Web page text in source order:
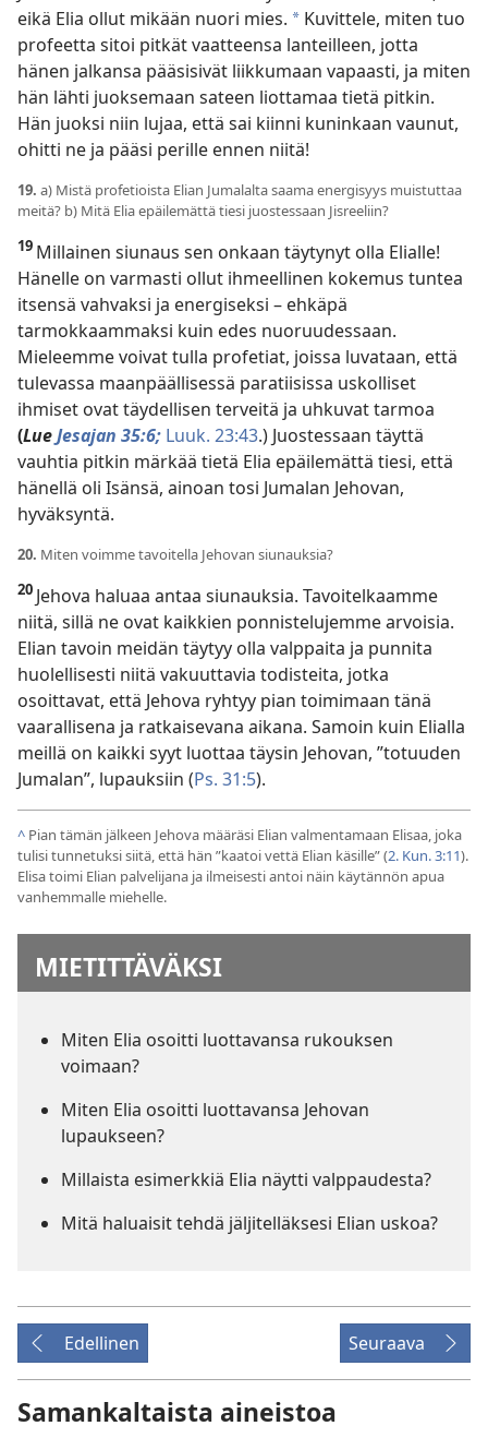
eikä Elia ollut mikään nuori mies. * Kuvittele, miten tuo
profeetta sitoi pitkät vaatteensa lanteilleen, jotta
hänen jalkansa pääsisivät liikkumaan vapaasti, ja miten
hän lähti juoksemaan sateen liottamaa tietä pitkin.
Hän juoksi niin lujaa, että sai kiinni kuninkaan vaunut,
ohitti ne ja pääsi perille ennen niitä!
19. a) Mistä profetioista Elian Jumalalta saama energisyys muistuttaa
meitä? b) Mitä Elia epäilemättä tiesi juostessaan Jisreeliin?
19 Millainen siunaus sen onkaan täytynyt olla Elialle!
Hänelle on varmasti ollut ihmeellinen kokemus tuntea
itsensä vahvaksi ja energiseksi – ehkäpä
tarmokkaammaksi kuin edes nuoruudessaan.
Mieleemme voivat tulla profetiat, joissa luvataan, että
tulevassa maanpäällisessä paratiisissa uskolliset
ihmiset ovat täydellisen terveitä ja uhkuvat tarmoa
(LueJesajan 35:6; Luuk. 23:43.) Juostessaan täyttä
vauhtia pitkin märkää tietä Elia epäilemättä tiesi, että
hänellä oli Isänsä, ainoan tosi Jumalan Jehovan,
hyväksyntä.
20. Miten voimme tavoitella Jehovan siunauksia?
20 Jehova haluaa antaa siunauksia. Tavoitelkaamme
niitä, sillä ne ovat kaikkien ponnistelujemme arvoisia.
Elian tavoin meidän täytyy olla valppaita ja punnita
huolellisesti niitä vakuuttavia todisteita, jotka
osoittavat, että Jehova ryhtyy pian toimimaan tänä
vaarallisena ja ratkaisevana aikana. Samoin kuin Elialla
meillä on kaikki syyt luottaa täysin Jehovan, ”totuuden
Jumalan”, lupauksiin (Ps. 31:5).
^ Pian tämän jälkeen Jehova määräsi Elian valmentamaan Elisaa, joka
tulisi tunnetuksi siitä, että hän ”kaatoi vettä Elian käsille” (2. Kun. 3:11).
Elisa toimi Elian palvelijana ja ilmeisesti antoi näin käytännön apua
vanhemmalle miehelle.
MIETITTÄVÄKSI
Miten Elia osoitti luottavansa rukouksen
voimaan?
Miten Elia osoitti luottavansa Jehovan
lupaukseen?
Millaista esimerkkiä Elia näytti valppaudesta?
Mitä haluaisit tehdä jäljitelläksesi Elian uskoa?
Edellinen Seuraava
Samankaltaista aineistoa